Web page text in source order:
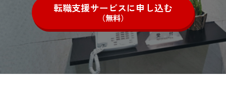
転職支援サービスに申し込む
（無料）